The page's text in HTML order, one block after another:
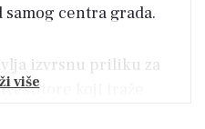
centra grada.
izvrsnu priliku za
koji traže
više